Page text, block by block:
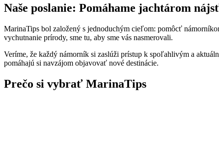
Naše poslanie: Pomáhame jachtárom
MarinaTips bol založený s jednoduchým cieľom: pomôcť
vychutnanie prírody, sme tu, aby sme vás nasmerovali.
Veríme, že každý námorník si zaslúži prístup k spoľahlivým a
pomáhajú si navzájom objavovať nové destinácie.
Prečo si vybrať MarinaTips